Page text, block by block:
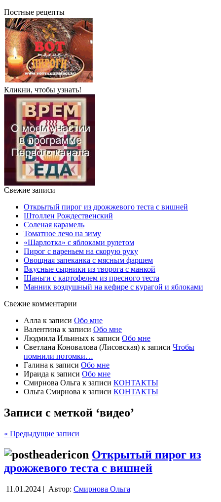
Постные рецепты
Кликни, чтобы узнать!
Свежие записи
Открытый пирог из дрожжевого теста с вишней
Штоллен Рождественский
Соленая карамель
Томатное лечо на зиму
«Шарлотка» с яблоками рулетом
Пирог с вареньем на скорую руку
Овощная запеканка с мясным фаршем
Вкусные сырники из творога с манкой
Шаньги с картофелем из пресного теста
Манник воздушный на кефире с курагой и яблоками
Свежие комментарии
Алла к записи Обо мне
Валентина к записи Обо мне
Людмила Ильиных к записи Обо мне
Светлана Коновалова (Лисовская) к записи Чтобы
помнили потомки…
Галина к записи Обо мне
Ираида к записи Обо мне
Смирнова Ольга к записи КОНТАКТЫ
Ольга Смирнова к записи КОНТАКТЫ
Записи с меткой ‘видео’
« Предыдущие записи
Открытый пирог из
дрожжевого теста с вишней
11.01.2024 | Автор: Смирнова Ольга